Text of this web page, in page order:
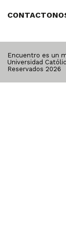
CONTACTO
Encuentro es un
Universidad
Reservados 2026